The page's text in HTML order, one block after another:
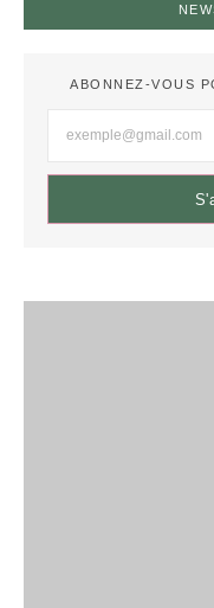
ABONNEZ-VOUS